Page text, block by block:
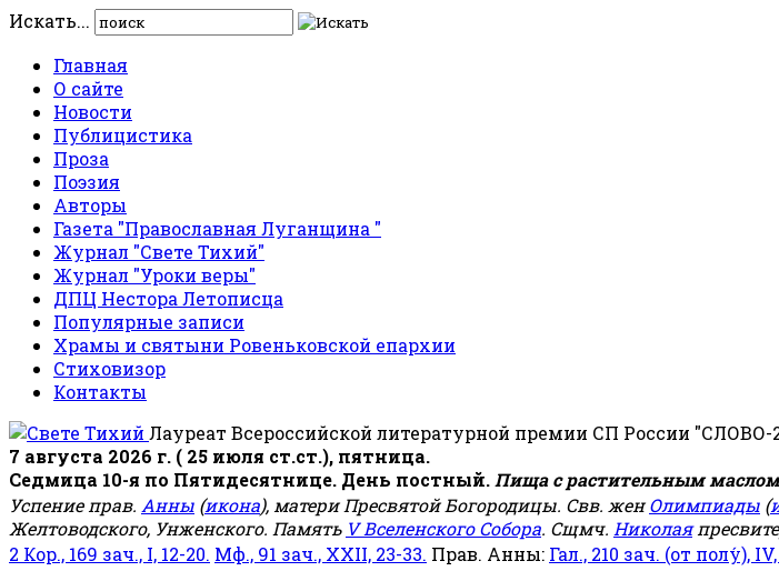
Искать...
Главная
О сайте
Новости
Публицистика
Проза
Поэзия
Авторы
Газета "Православная Луганщина "
Журнал "Свете Тихий"
Журнал "Уроки веры"
ДПЦ Нестора Летописца
Популярные записи
Храмы и святыни Ровеньковской епархии
Стиховизор
Контакты
Лауреат Всероссийской литературной премии СП России "СЛОВО-
7 августа 2026 г. ( 25 июля ст.ст.), пятница.
Седмица 10-я по Пятидесятнице. День постный. Пища с растительным
Успение прав. Анны (икона), матери Пресвятой Богородицы. Свв. женОлимпиады (
Желтоводского, Унженского. Память V Вселенского Собора. Сщмч. Николая
2 Кор., 169 зач., I, 12-20. Мф., 91 зач., XXII, 23-33. Прав. Анны: Гал., 210 зач. (от полу́),